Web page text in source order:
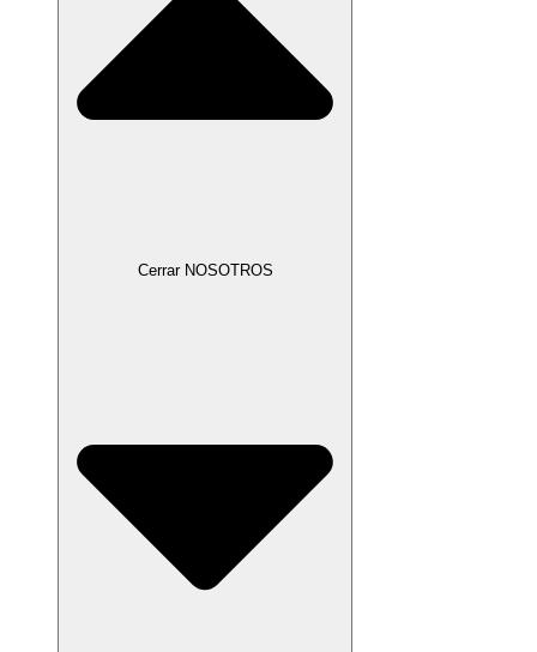
Cerrar NOSOTROS